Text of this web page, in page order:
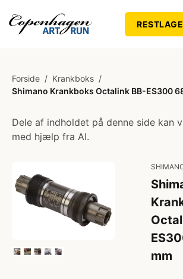
Forside / Krankboks /
Shimano Krankboks Octalink BB-ES300
Dele af indholdet på denne side kan
med hjælp fra AI.
mm